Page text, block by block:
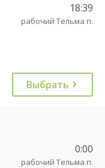
18:39
рабочий Тельма п.
Выбрать
0:00
рабочий Тельма п.